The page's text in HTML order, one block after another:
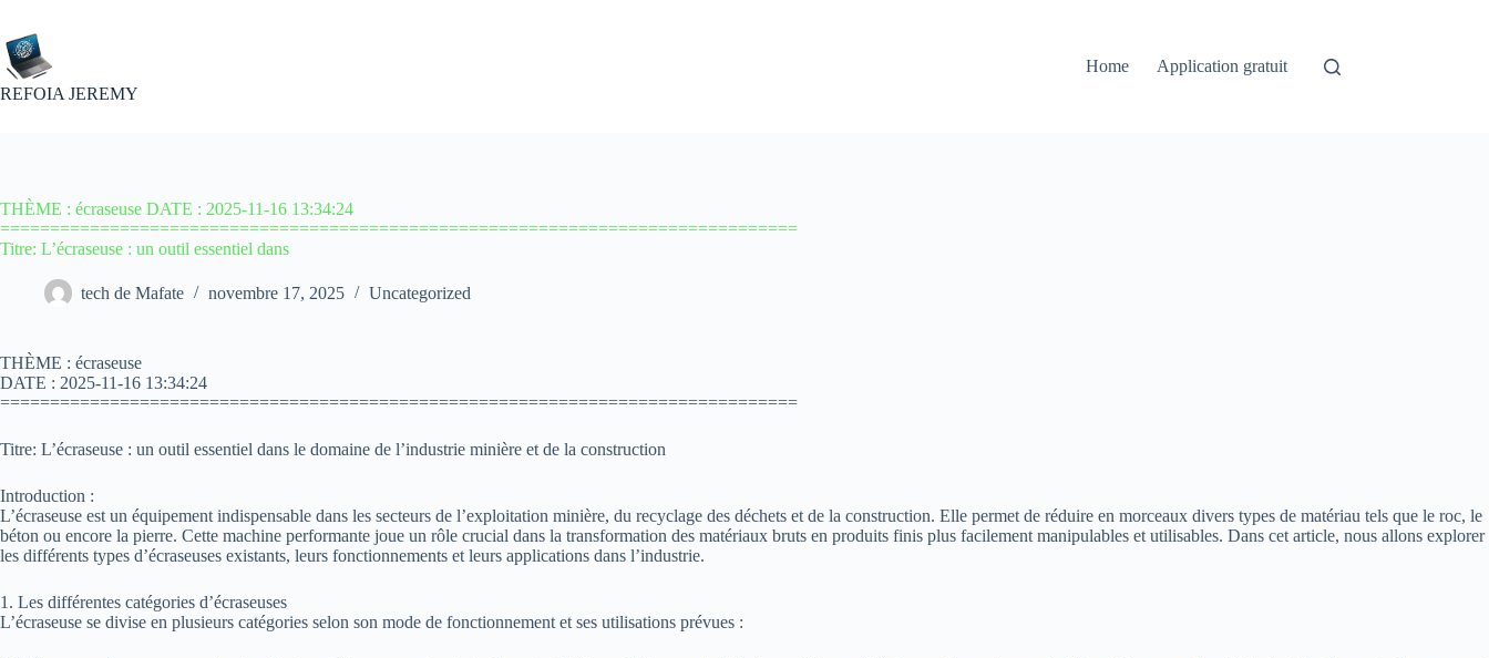
contenu
REFOIA JEREMY
Home Application gratuit
THÈME : écraseuse DATE : 2025-11-16 13:34:24
================================================================================
Titre: L’écraseuse : un outil essentiel dans
tech de Mafate novembre 17, 2025 Uncategorized
THÈME : écraseuse
DATE : 2025-11-16 13:34:24
================================================================================
Titre: L’écraseuse : un outil essentiel dans le domaine de l’industrie minière et de la construction
Introduction :
L’écraseuse est un équipement indispensable dans les secteurs de l’exploitation minière, du recyclage des déchets et de la construction. Elle permet de réduire en morceaux divers types de matériau tels que le roc, le
béton ou encore la pierre. Cette machine performante joue un rôle crucial dans la transformation des matériaux bruts en produits finis plus facilement manipulables et utilisables. Dans cet article, nous allons explorer
les différents types d’écraseuses existants, leurs fonctionnements et leurs applications dans l’industrie.
1. Les différentes catégories d’écraseuses
L’écraseuse se divise en plusieurs catégories selon son mode de fonctionnement et ses utilisations prévues :